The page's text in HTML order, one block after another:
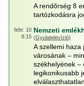
A rendőrség 8
tartózkodásra
febr. 10
8:15
Nemzeti
(Gyulatelevízió)
A szellemi
városának –
székhelyének –
legikonikusabb